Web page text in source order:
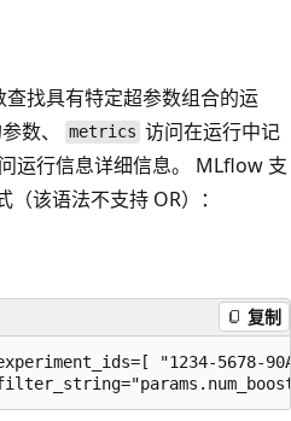
查找具有特定超参数组合的运
数、 metrics 访问在运行中记
运行信息详细信息。 MLflow 支
该语法不支持 OR）：
复制
"1234-5678-